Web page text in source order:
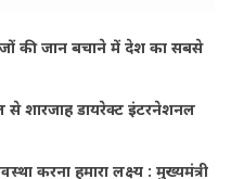
की जान बचाने में देश का सबसे
से शारजाह डायरेक्ट इंटरनेशनल
करना हमारा लक्ष्य : मुख्यमंत्री